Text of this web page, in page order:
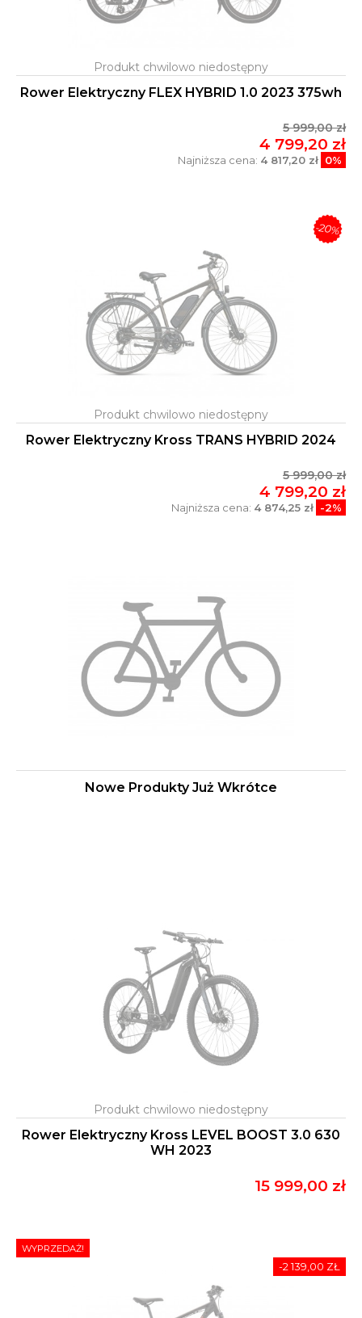
Rower Elektryczny FLEX HYBRID 1.0 2023 375wh
5 999,00 zł
4 799,20 zł
Najniższa cena: 4 817,20 zł 0%
Rower Elektryczny Kross TRANS HYBRID 2024
5 999,00 zł
4 799,20 zł
Najniższa cena: 4 874,25 zł -2%
-20%
Nowe Produkty Już Wkrótce
Rower Elektryczny Kross LEVEL BOOST 3.0 630
WH 2023
15 999,00 zł
WYPRZEDAŻ!
-2 139,00 ZŁ